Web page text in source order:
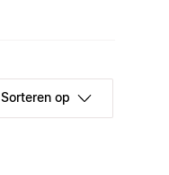
Sorteren op